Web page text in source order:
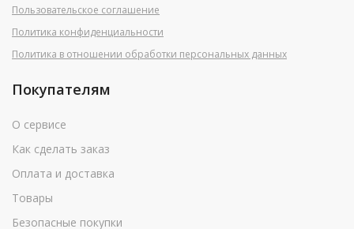
Пользовательское соглашение
Политика конфиденциальности
Политика в отношении обработки персональных данных
Покупателям
О сервисе
Как сделать заказ
Оплата и доставка
Товары
Безопасные покупки